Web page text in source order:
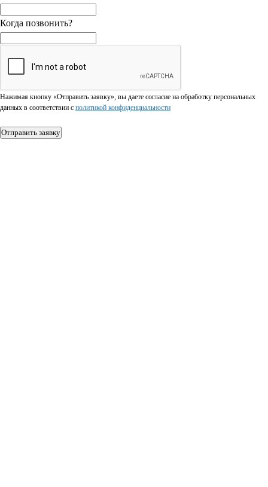
Когда позвонить?
Нажимая кнопку «Отправить заявку», вы даете согласие на обработку персональных
данных в соответствии c политикой конфиденциальности
Отправить заявку